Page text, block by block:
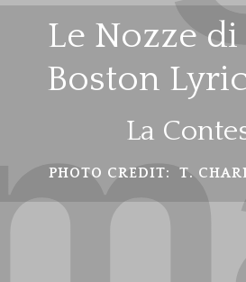
Le Nozze di
Boston
La
PHOTO CREDIT: T.